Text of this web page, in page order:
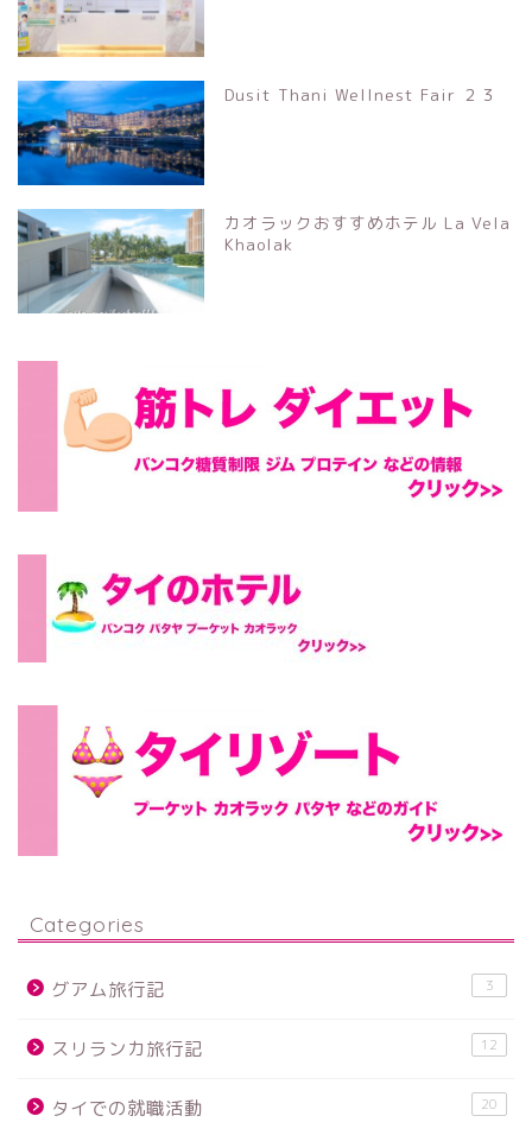
Dusit Thani Wellnest Fair ２３
カオラックおすすめホテル La Vela
Khaolak
Categories
グアム旅行記 3
スリランカ旅行記 12
タイでの就職活動 20